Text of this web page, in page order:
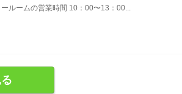
ルームの営業時間 10：00〜13：00...